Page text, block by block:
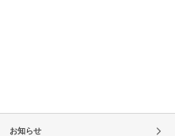
お知らせ